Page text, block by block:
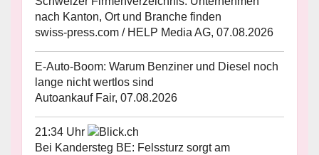
nach Kanton, Ort und Branche finden
swiss-press.com / HELP Media AG, 07.08.2026
E-Auto-Boom: Warum Benziner und Diesel noch
lange nicht wertlos sind
Autoankauf Fair, 07.08.2026
21:34 Uhr
Bei Kandersteg BE: Felssturz sorgt am